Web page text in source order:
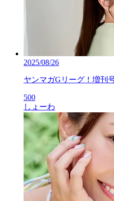
2025/08/26
ヤンマガGリーグ！増刊
500
しょーわ